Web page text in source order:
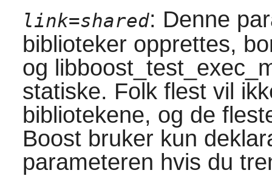
link=shared: Denne
biblioteker opprettes,
og
statiske. Folk flest vil
bibliotekene, og de
Boostbruker kun
parameteren hvis du